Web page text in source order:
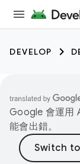
DEVELOP
Google 會運用
能會出錯。